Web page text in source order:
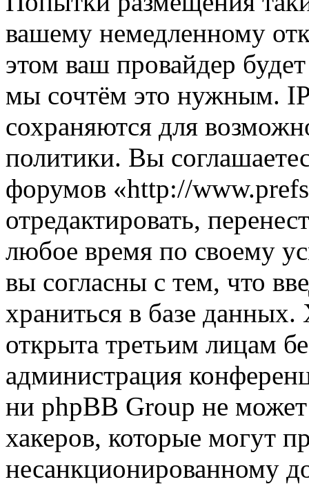
вашему немедленному
этом ваш провайдер
мы сочтём это нужным.
сохраняются для
политики. Вы
форумов «http://
отредактировать,
любое время по своему
вы согласны с тем, что
храниться в базе
открыта третьим лицам
администрация
ни phpBB Group не может
хакеров, которые могут
несанкционированному